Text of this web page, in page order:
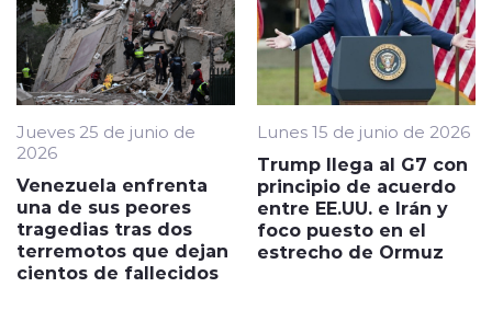
Jueves 25 de junio de
2026
Venezuela enfrenta
una de sus peores
tragedias tras dos
terremotos que dejan
cientos de fallecidos
Lunes 15 de junio de 2026
Trump llega al G7 con
principio de acuerdo
entre EE.UU. e Irán y
foco puesto en el
estrecho de Ormuz